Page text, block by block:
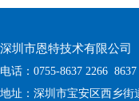
深圳市恩特技术有限公司
电话：0755-8637 2266
地址：深圳市宝安区西乡街